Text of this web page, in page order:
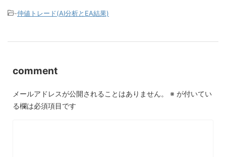
-仲値トレード(AI分析とEA結果)
comment
メールアドレスが公開されることはありません。 ※ が付いてい
る欄は必須項目です